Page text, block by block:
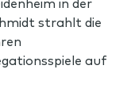
strahlt die
auf